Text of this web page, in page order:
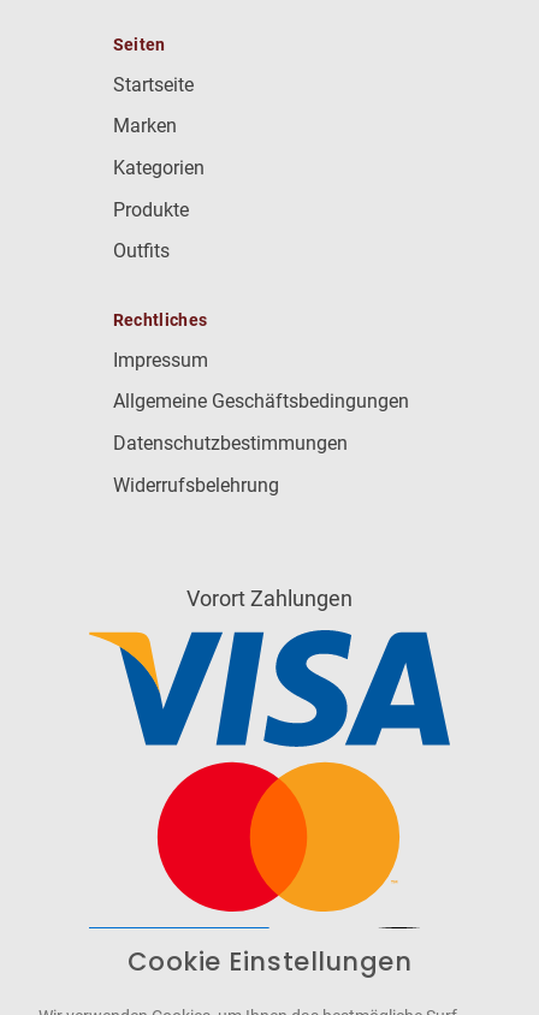
Seiten
Startseite
Marken
Kategorien
Produkte
Outfits
Rechtliches
Impressum
Allgemeine Geschäftsbedingungen
Datenschutzbestimmungen
Widerrufsbelehrung
Vorort Zahlungen
WCAG-2.1-AA
Cookie Einstellungen